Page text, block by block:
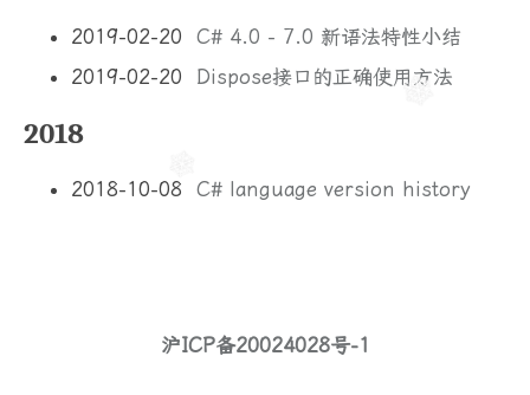
2019-02-20
C# 4.0 - 7.0 新语法特性小结
2019-02-20
Dispose接口的正确使用方法
2018
2018-10-08 C# language version history
沪ICP备20024028号-1